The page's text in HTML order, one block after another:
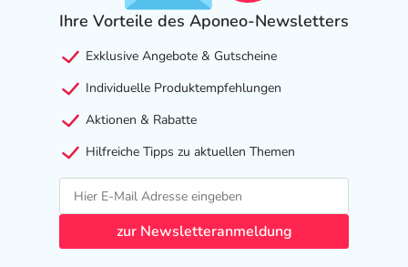
Ihre Vorteile des Aponeo-Newsletters
Exklusive Angebote & Gutscheine
Individuelle Produktempfehlungen
Aktionen & Rabatte
Hilfreiche Tipps zu aktuellen Themen
zur Newsletteranmeldung